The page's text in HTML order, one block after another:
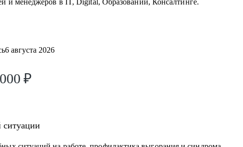
и менеджеров в IT, Digital, Образовании, Консалтинге.
6 августа 2026
₽
ситуации